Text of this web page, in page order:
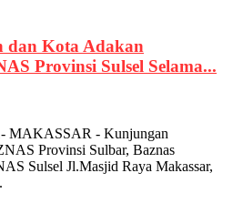
dan Kota Adakan
Provinsi Sulsel Selama...
MAKASSAR - Kunjungan
Provinsi Sulbar, Baznas
Sulsel Jl.Masjid Raya Makassar,